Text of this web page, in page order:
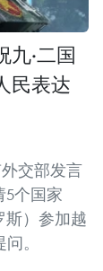
·二国
民表达
交部发言
5个国家
斯）参加越
。